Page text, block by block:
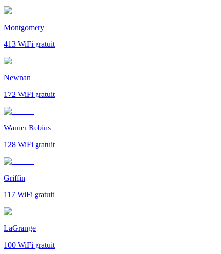
Montgomery
413 WiFi gratuit
Newnan
172 WiFi gratuit
Warner Robins
128 WiFi gratuit
Griffin
117 WiFi gratuit
LaGrange
100 WiFi gratuit